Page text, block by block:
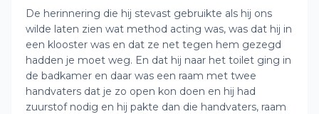
De herinnering die hij stevast gebruikte als hij ons
wilde laten zien wat method acting was, was dat hij in
een klooster was en dat ze net tegen hem gezegd
hadden je moet weg. En dat hij naar het toilet ging in
de badkamer en daar was een raam met twee
handvaters dat je zo open kon doen en hij had
zuurstof nodig en hij pakte dan die handvaters, raam